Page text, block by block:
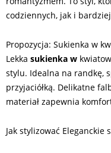
codziennych, jak i
Propozycja: Sukienka w
Lekka sukienka w
stylu. Idealna na randkę,
przyjaciółką. Delikatne
materiał zapewnia
Jak stylizować Eleganckie